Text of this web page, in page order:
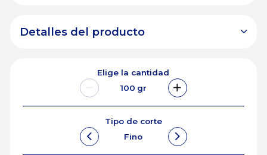
Detalles del producto
Elige la cantidad
100 gr
Tipo de corte
Fino